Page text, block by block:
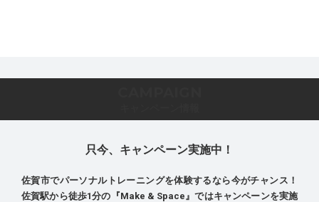
只今、キャンペーン実施中！
佐賀市でパーソナルトレーニングを体験するなら今がチャンス！
佐賀駅から徒歩1分の『Make & Space』ではキャンペーンを実施